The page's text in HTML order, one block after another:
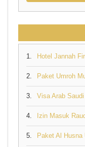
1.
2.
3.
4.
5.